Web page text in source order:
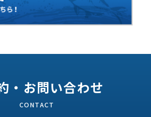
・お問い合わせ